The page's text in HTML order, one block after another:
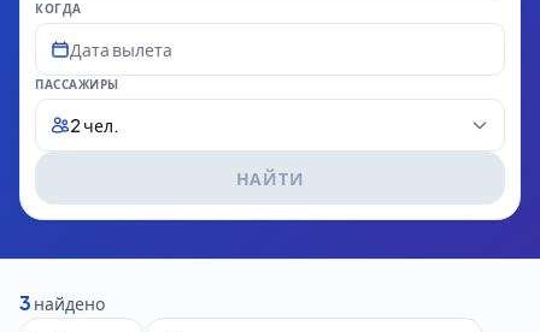
КОГДА
Дата вылета
ПАССАЖИРЫ
2 чел.
НАЙТИ
3 найдено